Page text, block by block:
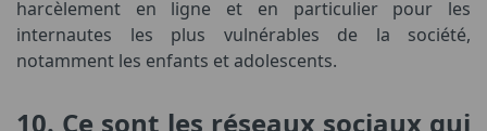
harcèlement en ligne et en particulier pour les
internautes les plus vulnérables de la société,
notamment les enfants et adolescents.
10. Ce sont les réseaux sociaux qui